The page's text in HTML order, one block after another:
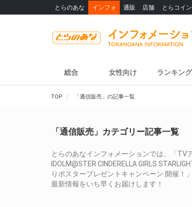
とらのあな インフォ 通販 店舗 とらコイン
総合 女性向け ランキング
TOP 「通信販売」の記事一覧
「通信販売」カテゴリー記事一覧
とらのあなインフォメーションでは、「TV
IDOLM@STER CINDERELLA GIRLS
りポスタープレゼントキャンペーン 開催！
最新情報をいち早くお届けします！